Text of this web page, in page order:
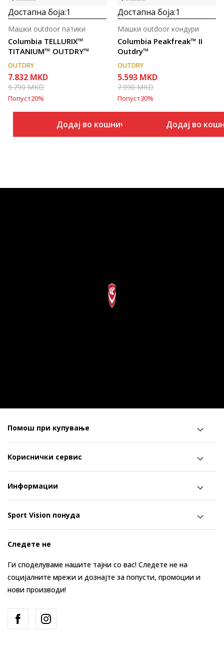
Достапна боја:1
Columbia TELLURIX™
TITANIUM™ OUTDRY™
Машки outdoor патики
OUTDRY
7.832 MKD
9.790MKD
Попуст20%
Додај во кошничка
Достапна боја:1
Columbia Peakfreak™ II
Outdry™
Машки outdoor кондури
OUTDRY
5.593 MKD
7.990MKD
Попуст30%
Додај во
Помош при купување
Кориснички сервис
Информации
Sport Vision понуда
Следете не
Ги споделуваме нашите тајни со вас! Следете не на
социјалните мрежи и дознајте за попусти, промоции и
нови производи!